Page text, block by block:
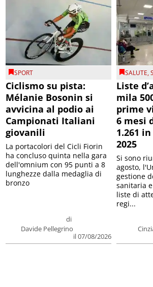
SPORT
Ciclismo su pista:
Mélanie Bosonin si
avvicina al podio ai
Campionati Italiani
giovanili
di
Davide Pellegrino
il 07/08/2026
La portacolori del Cicli Fiorin
ha concluso quinta nella gara
dell'omnium con 95 punti a 8
lunghezze dalla medaglia di
bronzo
SALUTE,
Liste
mila
prime
6 mesi
1.261
2025
Si sono
agosto,
gestione
sanitaria
liste di
regi...